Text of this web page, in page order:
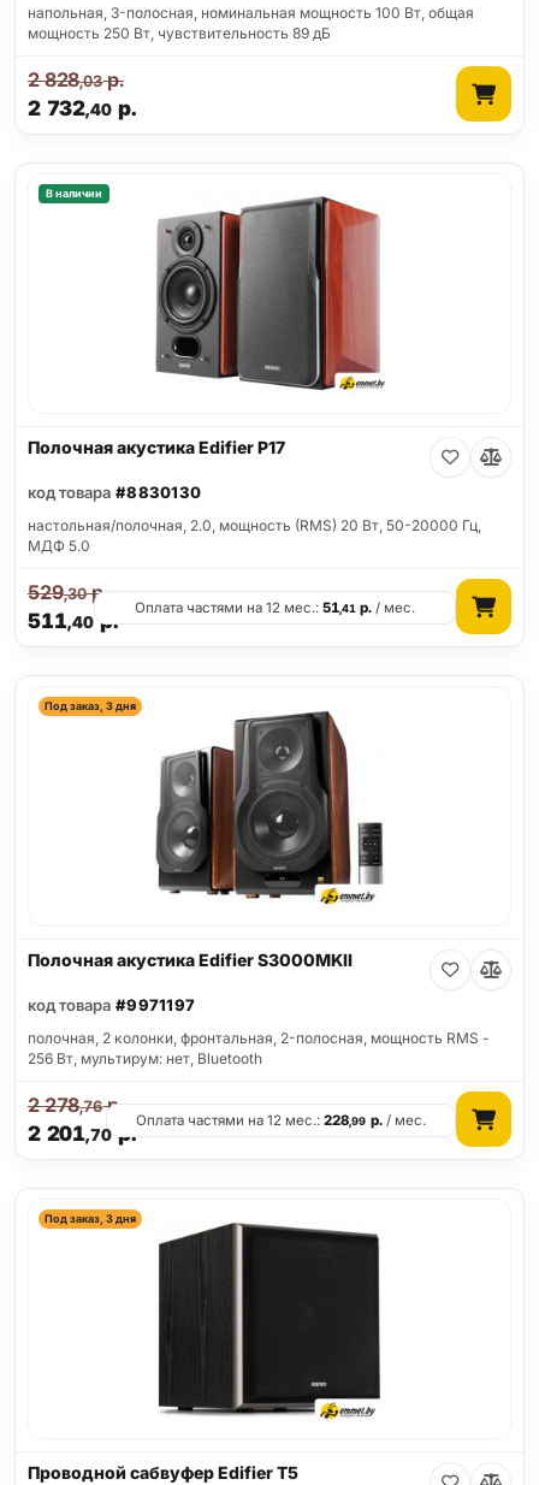
напольная, 3-полосная, номинальная мощность 100 Вт, общая
мощность 250 Вт, чувствительность 89 дБ
2 732,40 р.
2 828,03р.
В наличии
Полочная акустика Edifier P17
код товара #8830130
настольная/полочная, 2.0, мощность (RMS) 20 Вт, 50-20000 Гц,
МДФ 5.0
511,40р.
529,30р.
Оплата частями на 12 мес.:51,41 р. / мес.
Под заказ, 3 дня
Полочная акустика Edifier S3000MKII
код товара #9971197
полочная, 2 колонки, фронтальная, 2-полосная, мощность RMS -
256 Вт, мультирум: нет, Bluetooth
2 201,70 р.
2 278,76р.
Оплата частями на 12 мес.:228,99 р./ мес.
Под заказ, 3 дня
Проводной сабвуфер Edifier T5